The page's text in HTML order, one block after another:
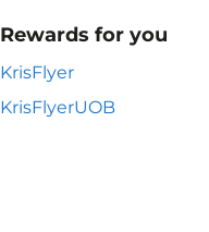
Rewards for you
KrisFlyer
KrisFlyerUOB